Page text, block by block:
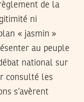
de la
ni
« jasmin »
au peuple
national sur
consulté les
s’avèrent